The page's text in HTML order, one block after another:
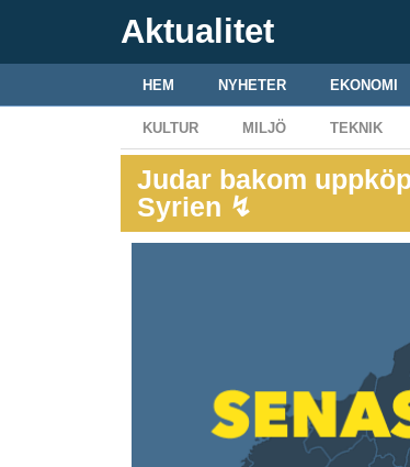
Aktualitet
HEM NYHETER EKONOMI
KULTUR MILJÖ TEKNIK
Judar bakom
Syrien ↯